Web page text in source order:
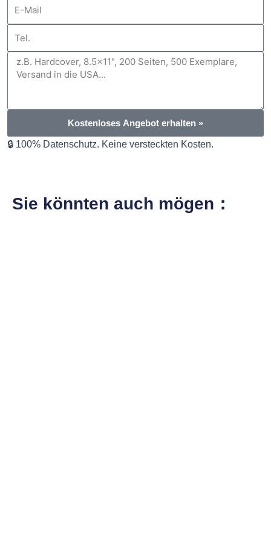
Nachricht
Kostenloses Angebot erhalten »
🔒 100% Datenschutz. Keine versteckten Kosten.
Sie könnten auch mögen：